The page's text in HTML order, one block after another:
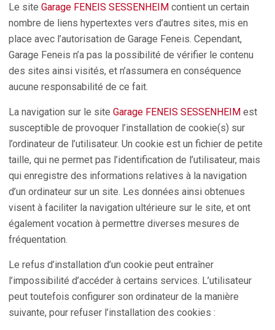
Le siteGarage FENEIS SESSENHEIM contient un certain
nombre de liens hypertextes vers d’autres sites, mis en
place avec l’autorisation de Garage Feneis. Cependant,
Garage Feneis n’a pas la possibilité de vérifier le contenu
des sites ainsi visités, et n’assumera en conséquence
aucune responsabilité de ce fait.
La navigation sur le siteGarage FENEIS SESSENHEIM est
susceptible de provoquer l’installation de cookie(s) sur
l’ordinateur de l’utilisateur. Un cookie est un fichier de petite
taille, qui ne permet pas l’identification de l’utilisateur, mais
qui enregistre des informations relatives à la navigation
d’un ordinateur sur un site. Les données ainsi obtenues
visent à faciliter la navigation ultérieure sur le site, et ont
également vocation à permettre diverses mesures de
fréquentation.
Le refus d’installation d’un cookie peut entraîner
l’impossibilité d’accéder à certains services. L’utilisateur
peut toutefois configurer son ordinateur de la manière
suivante, pour refuser l’installation des cookies :